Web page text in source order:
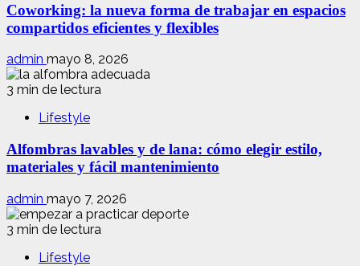
Coworking: la nueva forma de trabajar en espacios
compartidos eficientes y flexibles
admin mayo 8, 2026
3 min de lectura
Lifestyle
Alfombras lavables y de lana: cómo elegir estilo,
materiales y fácil mantenimiento
admin mayo 7, 2026
3 min de lectura
Lifestyle